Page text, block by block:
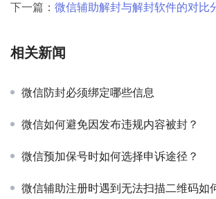
下一篇： 微信辅助解封与解封软件的对比
相关新闻
微信防封必须绑定哪些信息
微信如何避免因发布违规内容被封？
微信预加保号时如何选择申诉途径？
微信辅助注册时遇到无法扫描二维码如